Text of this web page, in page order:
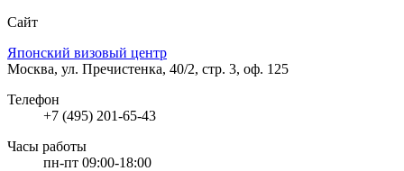
Сайт
Японский визовый центр
Москва, ул. Пречистенка, 40/2, стр. 3, оф. 125
Телефон
+7 (495) 201-65-43
Часы работы
пн-пт 09:00-18:00